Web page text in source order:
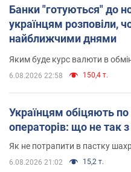
Банки "готуються" до
українцям розповіли,
найближчими днями
Яким буде курс валюти в
6.08.2026 22:58 150,4 т.
Українцям обіцяють по
операторів: що не так
Як не потрапити в пастку
6.08.2026 21:02 15,2 т.